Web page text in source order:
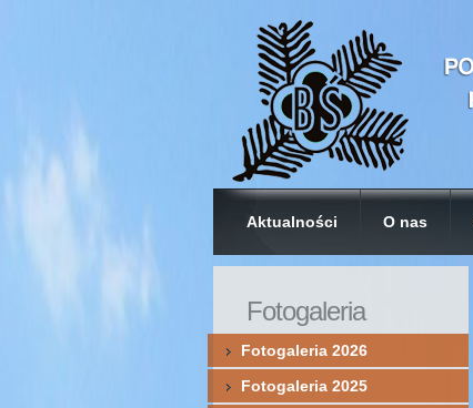
Aktualności O nas
Fotogaleria
Fotogaleria 2026
Fotogaleria 2025